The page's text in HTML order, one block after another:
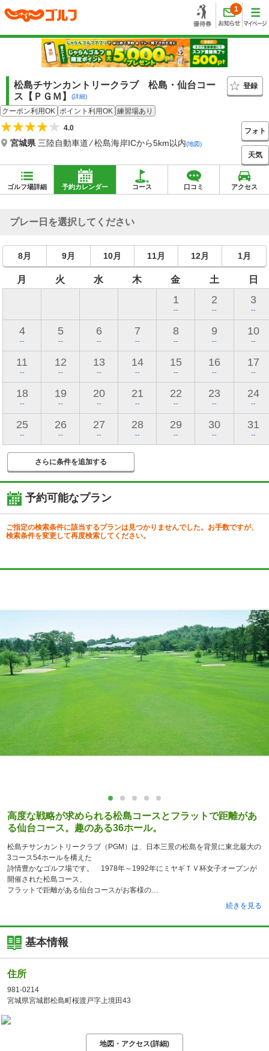
1
松島チサンカントリークラブ 松島・仙台コー
ス【ＰＧＭ】
(詳細)
登録
クーポン利用OK ポイント利用OK 練習場あり
4.0
宮城県三陸自動車道 ⁄ 松島海岸ICから5km以内(地図)
フォト
天気
ゴルフ場詳細 予約カレンダー コース 口コミ アクセス
プレー日を選択してください
8月 9月 10月 11月 12月 1月
月 火 水 木 金 土 日
1
--
2
--
3
--
4
--
5
--
6
--
7
--
8
--
9
--
10
--
11
--
12
--
13
--
14
--
15
--
16
--
17
--
18
--
19
--
20
--
21
--
22
--
23
--
24
--
25
--
26
--
27
--
28
--
29
--
30
--
31
--
さらに条件を追加する
予約可能なプラン
ご指定の検索条件に該当するプランは見つかりませんでした。お手数ですが、
検索条件を変更して再度検索してください。
高度な戦略が求められる松島コースとフラットで距離があ
る仙台コース。趣のある36ホール。
松島チサンカントリークラブ（PGM）は、日本三景の松島を背景に東北最大の
3コース54ホールを構えた
詩情豊かなゴルフ場です。 1978年～1992年にミヤギＴＶ杯女子オープンが
開催された松島コース、
フラットで距離がある仙台コースがお客様の
続きを見る
基本情報
住所
981-0214
宮城県宮城郡松島町桜渡戸字上境田43
地図・アクセス(詳細)